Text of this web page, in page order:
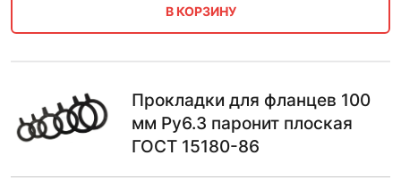
В КОРЗИНУ
Прокладки для фланцев 100
мм Ру6.3 паронит плоская
ГОСТ 15180-86